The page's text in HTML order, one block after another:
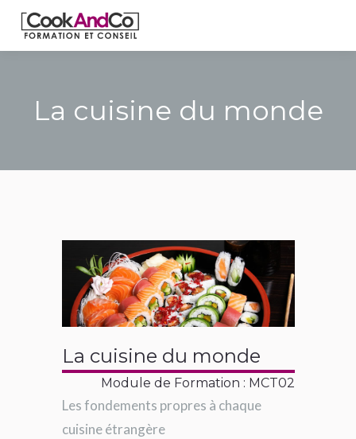
La cuisine du monde
La cuisine du monde
Module de Formation : MCT02
Les fondements propres à chaque
cuisine étrangère